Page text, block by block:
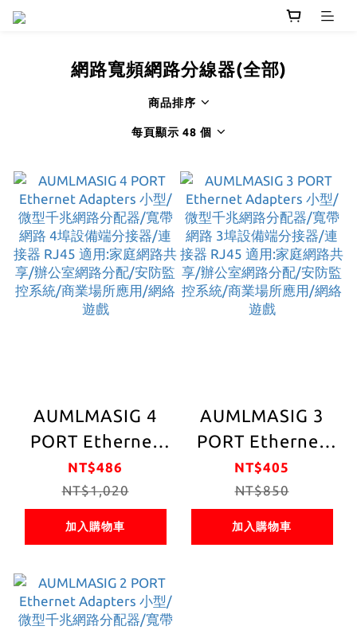
網路寬頻網路分線器(全部)
商品排序
每頁顯示 48 個
AUMLMASIG 4
PORT Ethernet
Adapters 小型/微
型千兆網路分配
器/寬帶網路 4埠設
備端分接器/連接
網路共享/辦公室
網路分配/安防監
NT$486
NT$1,020
加入購物車
AUMLMASIG 3
PORT Ethernet
Adapters 小型/微
型千兆網路分配
器/寬帶網路 3埠設
備端分接器/連接
NT$405
NT$850
加入購物車